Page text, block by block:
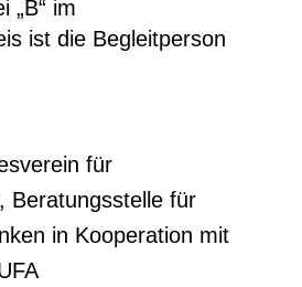
„B“ im
ist die Begleitperson
für
Beratungsstelle für
in Kooperation mit